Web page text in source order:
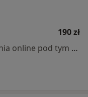
190 zł
Specjalista nie oferuje umawiania online pod tym adresem.